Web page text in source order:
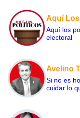
Aquí
Aquí los
electoral
Avelino
Si no es
cuidar lo